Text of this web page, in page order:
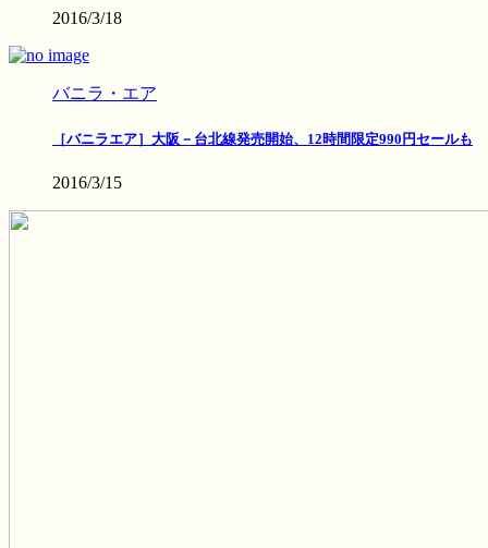
2016/3/18
バニラ・エア
［バニラエア］大阪－台北線発売開始、12時間限定990円セールも
2016/3/15